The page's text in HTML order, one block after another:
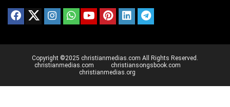
Copyright ©2025 christianmedias.com All Rights Reserved.
christianmedias.com
christiansongsbook.com
christianmedias.org